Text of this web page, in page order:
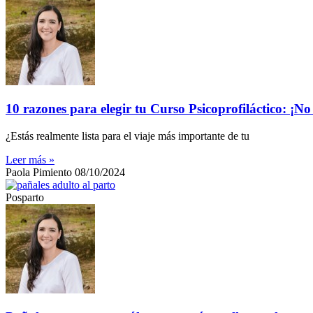
10 razones para elegir tu Curso Psicoprofiláctico:
¿Estás realmente lista para el viaje más importante de tu
Leer más »
Paola Pimiento 08/10/2024
Posparto